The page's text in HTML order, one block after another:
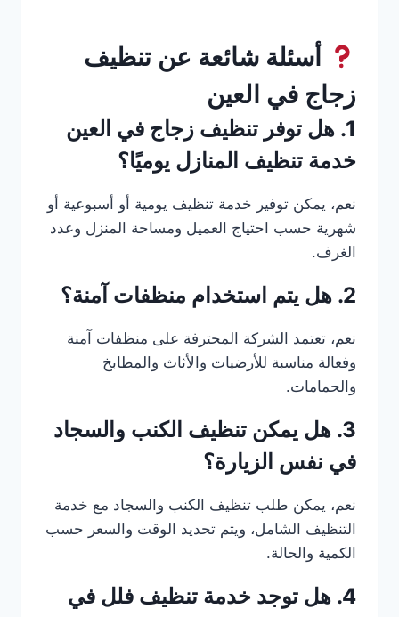
أسئلة شائعة عن تنظيف
زجاج في العين
1. هل توفر تنظيف زجاج في العين
خدمة تنظيف المنازل يوميًا؟
نعم، يمكن توفير خدمة تنظيف يومية أو أسبوعية أو
شهرية حسب احتياج العميل ومساحة المنزل وعدد
الغرف.
2. هل يتم استخدام منظفات آمنة؟
نعم، تعتمد الشركة المحترفة على منظفات آمنة
وفعالة مناسبة للأرضيات والأثاث والمطابخ
والحمامات.
3. هل يمكن تنظيف الكنب والسجاد
في نفس الزيارة؟
نعم، يمكن طلب تنظيف الكنب والسجاد مع خدمة
التنظيف الشامل، ويتم تحديد الوقت والسعر حسب
الكمية والحالة.
4. هل توجد خدمة تنظيف فلل في